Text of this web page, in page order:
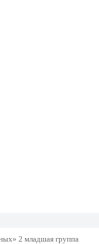
2 младшая группа